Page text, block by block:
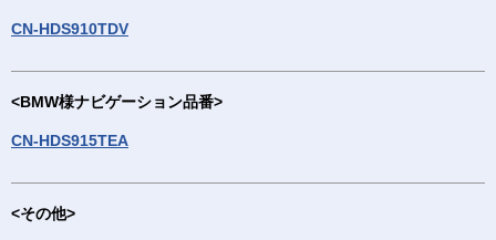
CN-HDS910TDV
<BMW様ナビゲーション品番>
CN-HDS915TEA
<その他>